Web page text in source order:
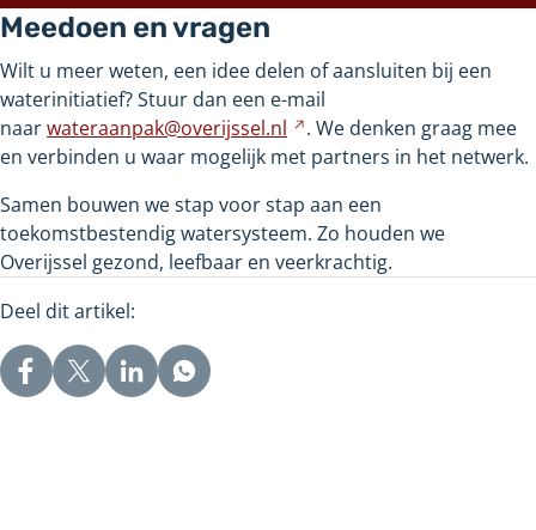
Meedoen en vragen
Wilt u meer weten, een idee delen of aansluiten bij een
waterinitiatief? Stuur dan een e-mail
naarwateraanpak@overijssel.nl
Verwijst
naar
andere
website
. We denken graag mee
en verbinden u waar mogelijk met partners in het netwerk.
Samen bouwen we stap voor stap aan een
toekomstbestendig watersysteem. Zo houden we
Overijssel gezond, leefbaar en veerkrachtig.
Deel dit artikel: